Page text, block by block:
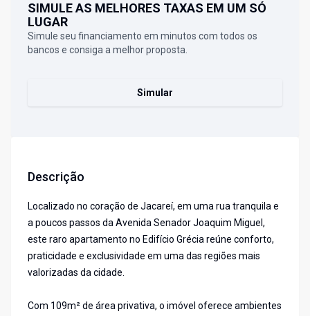
SIMULE AS MELHORES TAXAS EM UM SÓ
LUGAR
Simule seu financiamento em minutos com todos os
bancos e consiga a melhor proposta.
Simular
Descrição
Localizado no coração de Jacareí, em uma rua tranquila e
a poucos passos da Avenida Senador Joaquim Miguel,
este raro apartamento no Edifício Grécia reúne conforto,
praticidade e exclusividade em uma das regiões mais
valorizadas da cidade.
Com 109m² de área privativa, o imóvel oferece ambientes